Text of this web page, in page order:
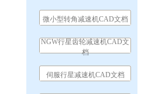
微小型转角减速机CAD文档
NGW行星齿轮减速机CAD文
档
伺服行星减速机CAD文档